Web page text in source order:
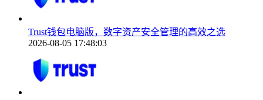
Trust钱包电脑版，数字资产安全管理的高效之选
2026-08-05 17:48:03